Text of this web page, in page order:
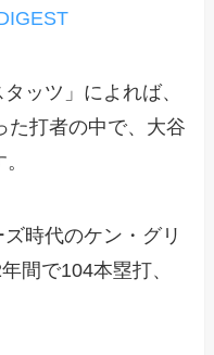
ッツ」によれば、
た打者の中で、大谷
時代のケン・グリ
間で104本塁打、